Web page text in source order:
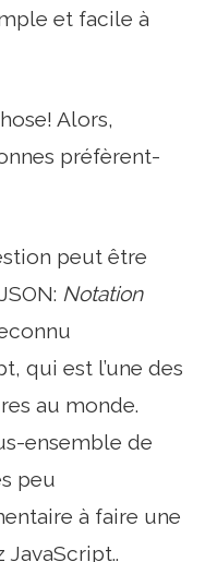
et facile à
Alors,
préfèrent-
peut être
Notation
qui est l’une des
au monde.
ensemble de
peu
à faire une